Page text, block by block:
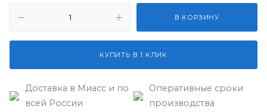
В КОРЗИНУ
КУПИТЬ В 1 КЛИК
Доставка в Миасс и по
всей России
Оперативные сроки
производства